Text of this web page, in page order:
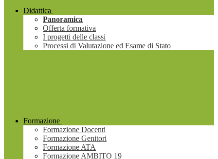
Didattica
Panoramica
Offerta formativa
I progetti delle classi
Processi di Valutazione ed Esame di Stato
Formazione
Formazione Docenti
Formazione Genitori
Formazione ATA
Formazione AMBITO 19